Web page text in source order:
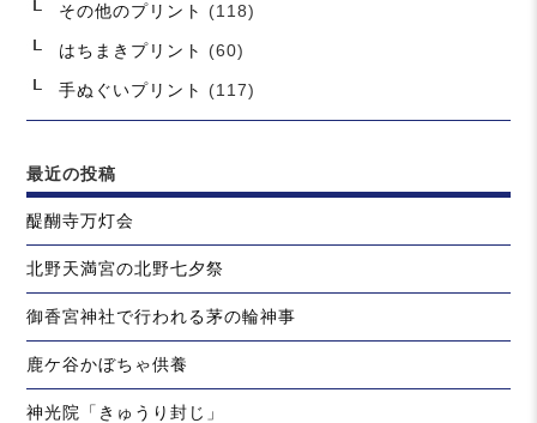
その他のプリント (118)
はちまきプリント (60)
手ぬぐいプリント (117)
最近の投稿
醍醐寺万灯会
北野天満宮の北野七夕祭
御香宮神社で行われる茅の輪神事
鹿ケ谷かぼちゃ供養
神光院「きゅうり封じ」